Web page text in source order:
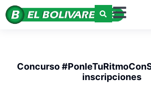
Concurso
inscripciones